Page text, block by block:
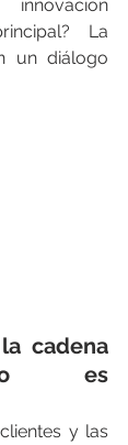
La
un diálogo
cadena
es
y las